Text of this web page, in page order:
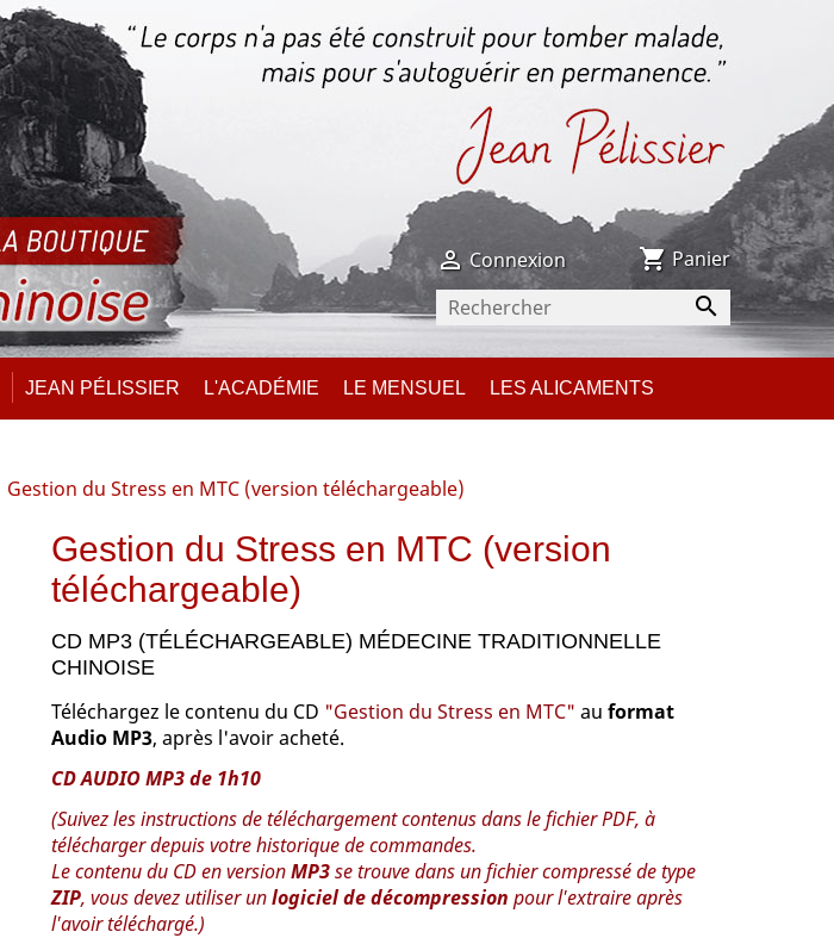
shopping_cart Panier
 Connexion

JEAN PÉLISSIER L'ACADÉMIE LE MENSUEL LES ALICAMENTS
Gestion du Stress en MTC (version téléchargeable)
Gestion du Stress en MTC (version
téléchargeable)
CD MP3 (TÉLÉCHARGEABLE) MÉDECINE TRADITIONNELLE
CHINOISE
Téléchargez le contenu du CD "Gestion du Stress en MTC" au format
Audio MP3, après l'avoir acheté.
CD AUDIO MP3 de 1h10
(Suivez les instructions de téléchargement contenus dans le fichier PDF, à
télécharger depuis votre historique de commandes.
Le contenu du CD en versionMP3se trouve dans un fichier compressé de type
ZIP, vous devez utiliser unlogiciel de décompression pour l'extraire après
l'avoir téléchargé.)